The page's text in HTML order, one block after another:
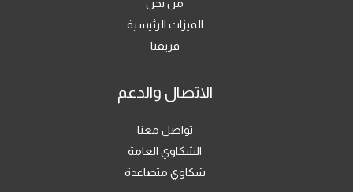
من نحن
الميزات الرئيسية
فريقنا
الاتصال والدعم
تواصل معنا
الشكاوي العامة
شكاوي متصاعدة